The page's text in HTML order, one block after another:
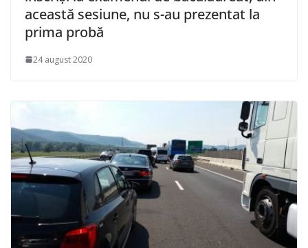
această sesiune, nu s-au prezentat la
prima probă
24 august 2020